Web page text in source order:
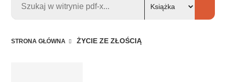
STRONA GŁÓWNA ŻYCIE ZE ZŁOŚCIĄ